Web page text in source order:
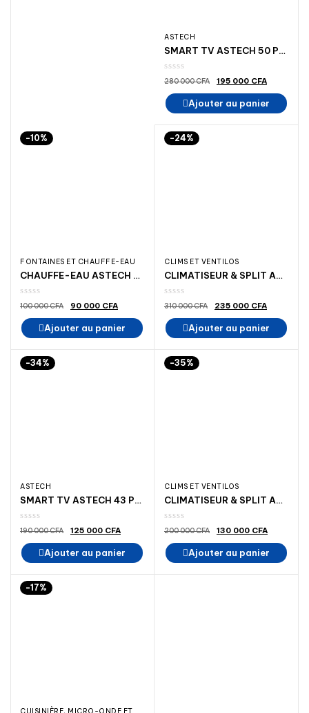
ASTECH
SMART TV ASTECH 50 POUCES 4K MADINA ELECTROMENAGER
280 000CFA Le
prix
initial
était :
195 000 CFA
actuel
est :
195
Ajouter au panier
-10%
FONTAINES ET CHAUFFE-EAU
CHAUFFE-EAU ASTECH 80 LITRES
100 000CFA Le
prix
initial
était :
90 000 CFA
actuel
est :
Ajouter au panier
-24%
CLIMS ET VENTILOS
CLIMATISEUR & SPLIT ASTECH 18000BTU 2.5 CV R410 Categorie:
310 000CFA Le
prix
initial
était :
235 000 CFA
actuel
est :
235
Ajouter au panier
-34%
ASTECH
SMART TV ASTECH 43 POUCES MADINA ELECTROMENAGER
190 000CFA Le
prix
initial
était :
125 000 CFA
actuel
est :
125
Ajouter au panier
-35%
CLIMS ET VENTILOS
CLIMATISEUR & SPLIT ASTECH 9000BTU 1 25 CV IV
200 000CFA Le
prix
initial
était :
130 000 CFA
actuel
est :
130
Ajouter au panier
-17%
CUISINIÈRE, MICRO-ONDE ET